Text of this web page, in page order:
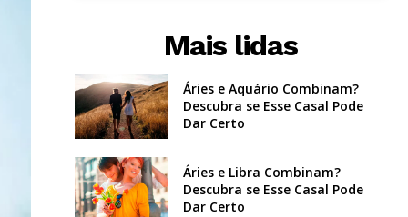
Mais lidas
Áries e Aquário Combinam?
Descubra se Esse Casal Pode
Dar Certo
Áries e Libra Combinam?
Descubra se Esse Casal Pode
Dar Certo